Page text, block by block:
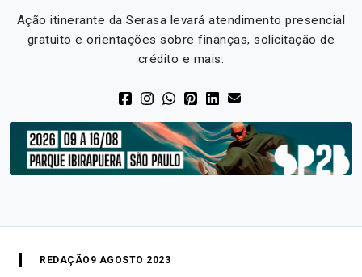
Ação itinerante da Serasa levará atendimento presencial
gratuito e orientações sobre finanças, solicitação de
crédito e mais.
REDAÇÃO 9 AGOSTO 2023